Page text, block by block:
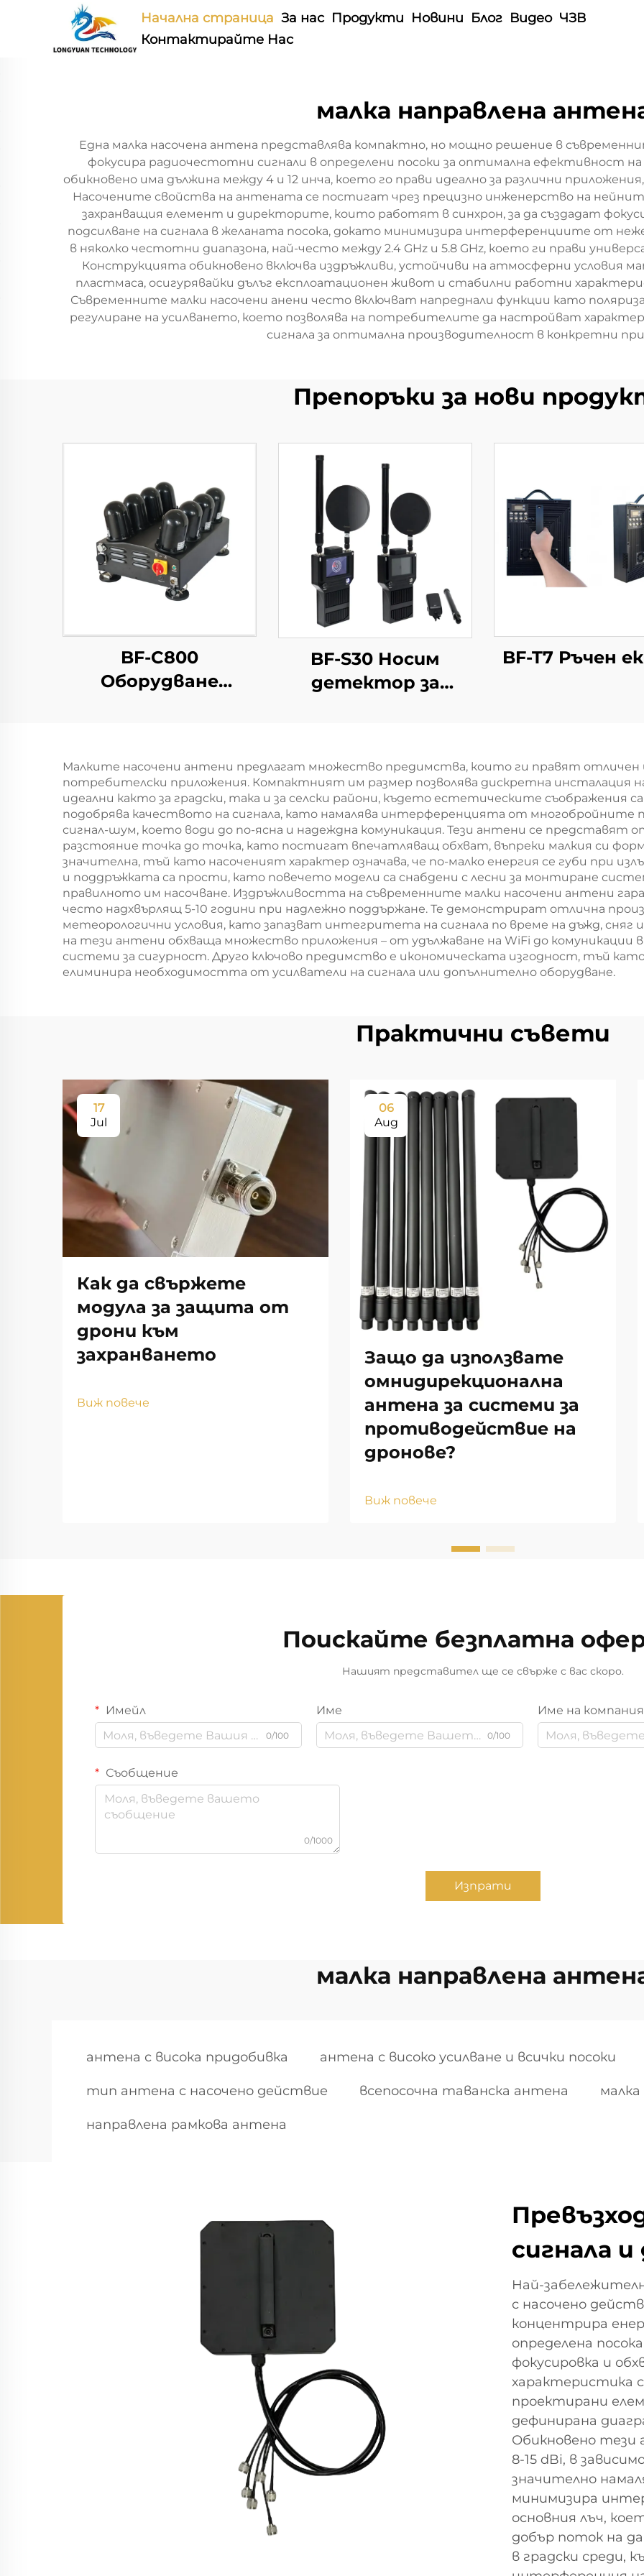
Начална страница За нас Продукти Новини Блог Видео ЧЗВ
Контактирайте Нас
малка направлена
Една малка насочена антена представлява компактно, но мощно решение в
фокусира радиочестотни сигнали в определени посоки за оптимална ефективност
обикновено има дължина между 4 и 12 инча, което го прави идеално за различни
Насочените свойства на антената се постигат чрез прецизно инженерство на
захранващия елемент и директорите, които работят в синхрон, за да създадат
подсилване на сигнала в желаната посока, докато минимизира интерференциите от
в няколко честотни диапазона, най-често между 2.4 GHz и 5.8 GHz, което ги прави
Конструкцията обикновено включва издръжливи, устойчиви на атмосферни условия
пластмаса, осигурявайки дълъг експлоатационен живот и стабилни работни
Съвременните малки насочени анени често включват напреднали функции като
регулиране на усилването, което позволява на потребителите да настройват
сигнала за оптимална производителност в конкретни
Препоръки за нови
BF-C800
Оборудване
BF-S30 Носим
детектор за
BF-T7 Ръчен
Малките насочени антени предлагат множество предимства, които ги правят отличен
потребителски приложения. Компактният им размер позволява дискретна инсталация
идеални както за градски, така и за селски райони, където естетическите съображения
подобрява качеството на сигнала, като намалява интерференцията от
сигнал-шум, което води до по-ясна и надеждна комуникация. Тези антени се представят
разстояние точка до точка, като постигат впечатляващ обхват, въпреки малкия си
значителна, тъй като насоченият характер означава, че по-малко енергия се губи при
и поддръжката са прости, като повечето модели са снабдени с лесни за монтиране
правилното им насочване. Издръжливостта на съвременните малки насочени антени
често надхвърлящ 5-10 години при надлежно поддържане. Те демонстрират отлична
метеорологични условия, като запазват интегритета на сигнала по време на дъжд,
на тези антени обхваща множество приложения – от удължаване на WiFi до комуникации
системи за сигурност. Друго ключово предимство е икономическата изгодност, тъй
елиминира необходимостта от усилватели на сигнала или допълнително оборудване.
Практични съвети
17
Jul
Как да свържете
модула за защита от
дрони към
захранването
Виж повече
06
Aug
Защо да използвате
омнидирекционална
антена за системи за
противодействие на
дронове?
Виж повече
Поискайте безплатна
Нашият представител ще се свърже с вас скоро.
Имейл
0/100
Име
0/100
Име на
Съобщение
0/1000
Изпрати
малка направлена
антена с висока придобивка антена с високо усилване и всички посоки
тип антена с насочено действие всепосочна таванска антена
направлена рамкова антена
сигнала и
Най-
с насочено
концентрира
определена
фокусировка и
характеристика
проектирани
дефинирана
Обикновено тези
8-15 dBi, в
значително
минимизира
основния лъч,
добър поток на
в градски среди,